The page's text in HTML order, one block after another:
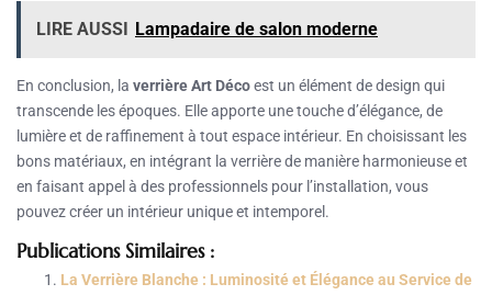
LIRE AUSSI Lampadaire de salon moderne
En conclusion, la verrière Art Décoest un élément de design qui
transcende les époques. Elle apporte une touche d’élégance, de
lumière et de raffinement à tout espace intérieur. En choisissant les
bons matériaux, en intégrant la verrière de manière harmonieuse et
en faisant appel à des professionnels pour l’installation, vous
pouvez créer un intérieur unique et intemporel.
Publications Similaires :
La Verrière Blanche : Luminosité et Élégance au Service de